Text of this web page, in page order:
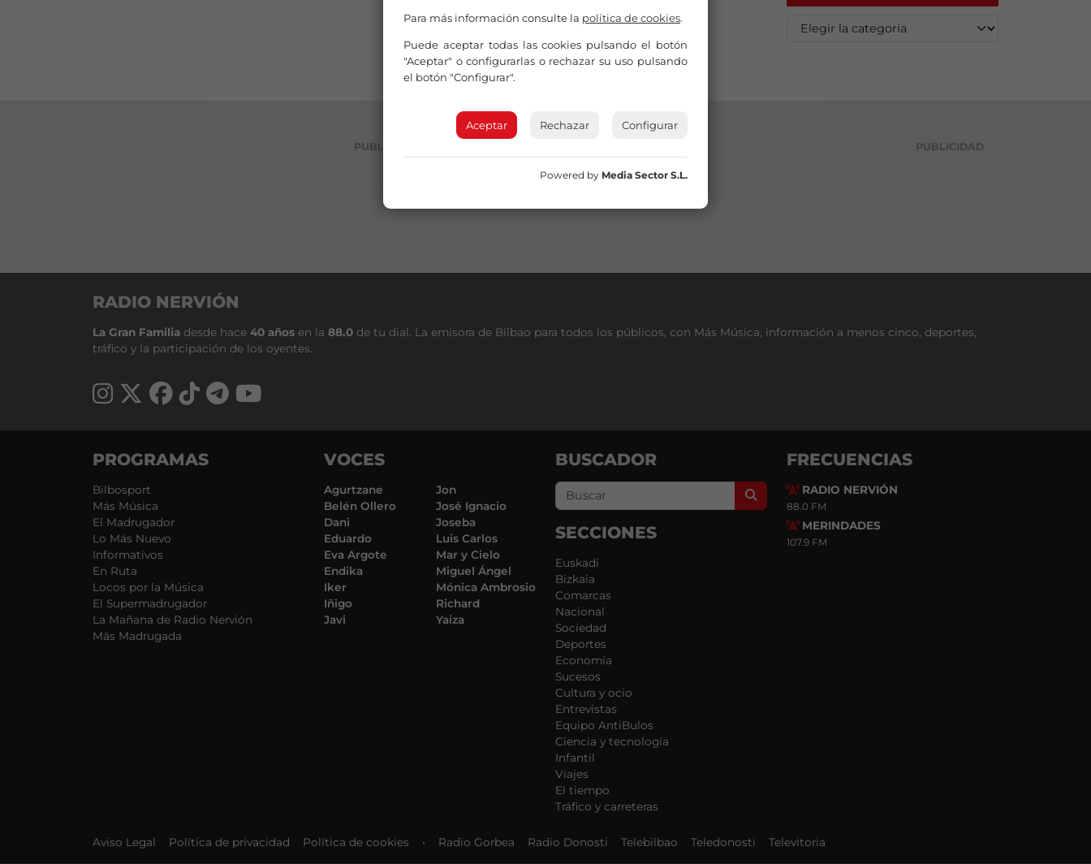
PUBLICIDAD PUBLICIDAD
RADIO NERVIÓN
La Gran Familia desde hace 40 años en la 88.0 de tu dial. La emisora de Bilbao para todos los públicos, con Más Música, información a menos cinco, deportes,
tráfico y la participación de los oyentes.
PROGRAMAS
Bilbosport
Más Música
El Madrugador
Lo Más Nuevo
Informativos
En Ruta
Locos por la Música
El Supermadrugador
La Mañana de Radio Nervión
Más Madrugada
VOCES
Agurtzane
Belén Ollero
Dani
Eduardo
Eva Argote
Endika
Iker
Iñigo
Javi
Jon
José Ignacio
Joseba
Luis Carlos
Mar y Cielo
Miguel Ángel
Mónica Ambrosio
Richard
Yaiza
BUSCADOR
Search
SECCIONES
Euskadi
Bizkaia
Comarcas
Nacional
Sociedad
Deportes
Economía
Sucesos
Cultura y ocio
Entrevistas
Equipo AntiBulos
Ciencia y tecnología
Infantil
Viajes
El tiempo
Tráfico y carreteras
FRECUENCIAS
RADIO NERVIÓN
88.0 FM
MERINDADES
107.9 FM
Aviso Legal Política de privacidad Política de cookies • Radio Gorbea Radio Donosti Telebilbao Teledonosti Televitoria
Para más información consulte la política de cookies.
Puede aceptar todas las cookies pulsando el botón
"Aceptar" o configurarlas o rechazar su uso pulsando
el botón "Configurar".
Aceptar Rechazar Configurar
Powered by Media Sector S.L.